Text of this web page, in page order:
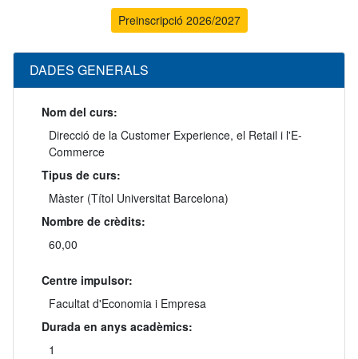
Preinscripció 2026/2027
DADES GENERALS
Nom del curs:
Direcció de la Customer Experience, el Retail i l'E-
Commerce
Tipus de curs:
Màster (Títol Universitat Barcelona)
Nombre de crèdits:
60,00
Centre impulsor:
Facultat d'Economia i Empresa
Durada en anys acadèmics:
1